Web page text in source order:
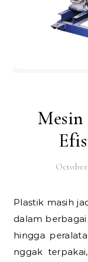
October
Plastik masih jadi bahan yang paling sering dipakai
dalam
hingga
nggak